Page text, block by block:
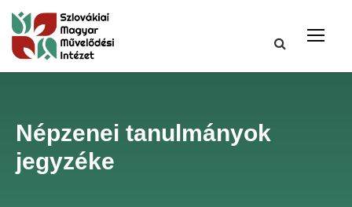
Népzenei tanulmányok
jegyzéke